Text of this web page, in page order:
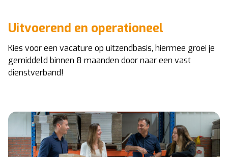
Uitvoerend en operationeel
Kies voor een vacature op uitzendbasis, hiermee groei je
gemiddeld binnen 8 maanden door naar een vast
dienstverband!